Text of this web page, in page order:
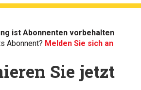
ist Abonnenten vorbehalten
Abonnent? Melden Sie sich an
Sie jetzt